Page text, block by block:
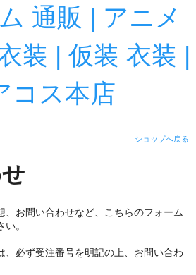
通販 | アニメ
装 | 仮装 衣装 |
コス本店
ショップへ戻る
、お問い合わせなど、こちらのフォーム
。
、必ず受注番号を明記の上、お問い合わ